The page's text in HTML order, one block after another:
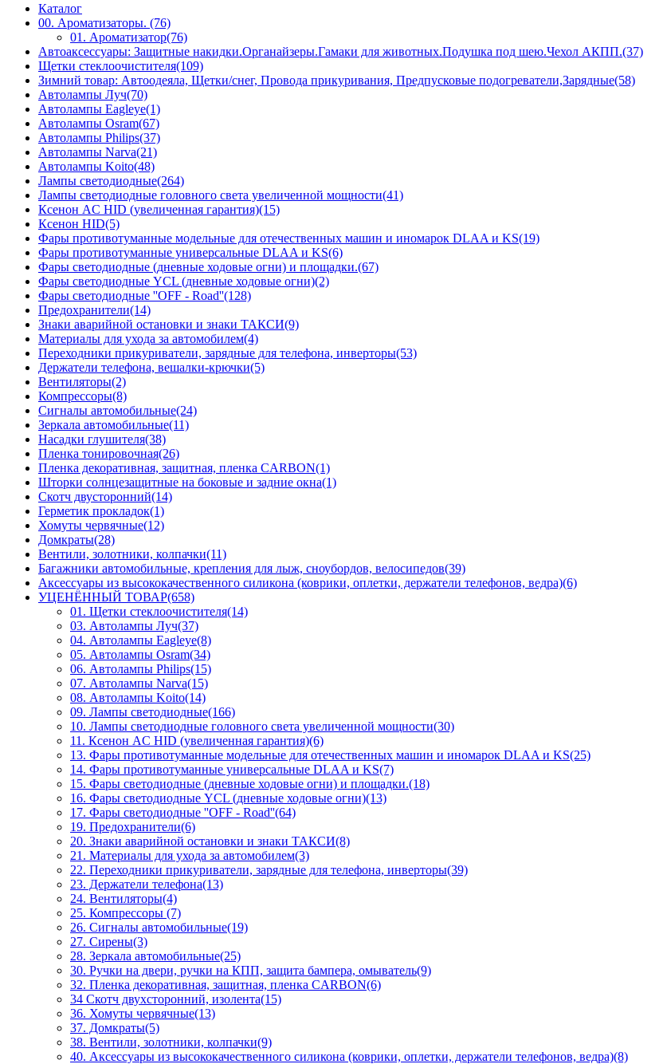
Каталог
00. Ароматизаторы. (76)
01. Ароматизатор(76)
Автоаксессуары: Защитные накидки.Органайзеры.Гамаки для животных.Подушка под шею.Чехол АКПП.(37)
Щетки стеклоочистителя(109)
Зимний товар: Автоодеяла, Щетки/снег, Провода прикуривания, Предпусковые подогреватели,Зарядные(58)
Автолампы Луч(70)
Автолампы Eagleye(1)
Автолампы Osram(67)
Автолампы Philips(37)
Автолампы Narva(21)
Автолампы Koito(48)
Лампы светодиодные(264)
Лампы светодиодные головного света увеличенной мощности(41)
Ксенон AC HID (увеличенная гарантия)(15)
Ксенон HID(5)
Фары противотуманные модельные для отечественных машин и иномарок DLAA и KS(19)
Фары противотуманные универсальные DLAA и KS(6)
Фары светодиодные (дневные ходовые огни) и площадки.(67)
Фары светодиодные YCL (дневные ходовые огни)(2)
Фары светодиодные ''OFF - Road''(128)
Предохранители(14)
Знаки аварийной остановки и знаки ТАКСИ(9)
Материалы для ухода за автомобилем(4)
Переходники прикуриватели, зарядные для телефона, инверторы(53)
Держатели телефона, вешалки-крючки(5)
Вентиляторы(2)
Компрессоры(8)
Сигналы автомобильные(24)
Зеркала автомобильные(11)
Насадки глушителя(38)
Пленка тонировочная(26)
Пленка декоративная, защитная, пленка CARBON(1)
Шторки солнцезащитные на боковые и задние окна(1)
Скотч двусторонний(14)
Герметик прокладок(1)
Хомуты червячные(12)
Домкраты(28)
Вентили, золотники, колпачки(11)
Багажники автомобильные, крепления для лыж, сноубордов, велосипедов(39)
Аксессуары из высококачественного силикона (коврики, оплетки, держатели телефонов, ведра)(6)
УЦЕНЁННЫЙ ТОВАР(658)
01. Щетки стеклоочистителя(14)
03. Автолампы Луч(37)
04. Автолампы Eagleye(8)
05. Автолампы Osram(34)
06. Автолампы Philips(15)
07. Автолампы Narva(15)
08. Автолампы Koito(14)
09. Лампы светодиодные(166)
10. Лампы светодиодные головного света увеличенной мощности(30)
11. Ксенон AC HID (увеличенная гарантия)(6)
13. Фары противотуманные модельные для отечественных машин и иномарок DLAA и KS(25)
14. Фары противотуманные универсальные DLAA и KS(7)
15. Фары светодиодные (дневные ходовые огни) и площадки.(18)
16. Фары светодиодные YCL (дневные ходовые огни)(13)
17. Фары светодиодные ''OFF - Road''(64)
19. Предохранители(6)
20. Знаки аварийной остановки и знаки ТАКСИ(8)
21. Материалы для ухода за автомобилем(3)
22. Переходники прикуриватели, зарядные для телефона, инверторы(39)
23. Держатели телефона(13)
24. Вентиляторы(4)
25. Компрессоры (7)
26. Сигналы автомобильные(19)
27. Сирены(3)
28. Зеркала автомобильные(25)
30. Ручки на двери, ручки на КПП, защита бампера, омыватель(9)
32. Пленка декоративная, защитная, пленка CARBON(6)
34 Скотч двухсторонний, изолента(15)
36. Хомуты червячные(13)
37. Домкраты(5)
38. Вентили, золотники, колпачки(9)
40. Аксессуары из высококачественного силикона (коврики, оплетки, держатели телефонов, ведра)(8)